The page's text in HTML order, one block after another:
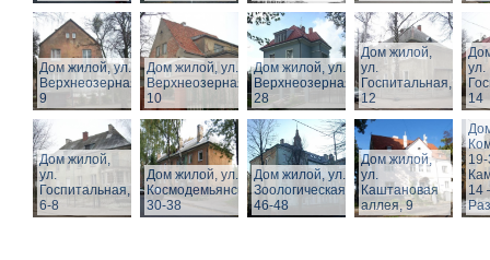
Дом жилой, ул.
Верхнеозерная,
9
Дом жилой, ул.
Верхнеозерная,
10
Дом жилой, ул.
Верхнеозерная,
28
Дом жилой,
ул.
Госпитальная,
12
ул.
14
Дом жилой,
ул.
Госпитальная,
6-8
Дом жилой, ул. З.
Космодемьянской
30-38
Дом жилой, ул.
Зоологическая,
46-48
Дом жилой,
ул.
Каштановая
аллея, 9
14